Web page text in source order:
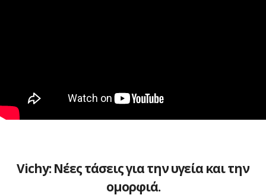
Vichy: Νέες τάσεις για την υγεία και την
ομορφιά.